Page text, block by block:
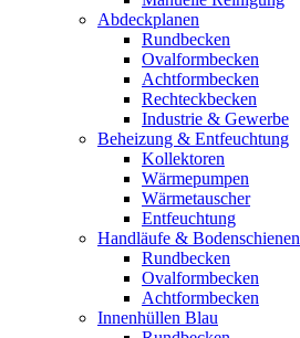
Abdeckplanen
Rundbecken
Ovalformbecken
Achtformbecken
Rechteckbecken
Industrie & Gewerbe
Beheizung & Entfeuchtung
Kollektoren
Wärmepumpen
Wärmetauscher
Entfeuchtung
Handläufe & Bodenschienen
Rundbecken
Ovalformbecken
Achtformbecken
Innenhüllen Blau